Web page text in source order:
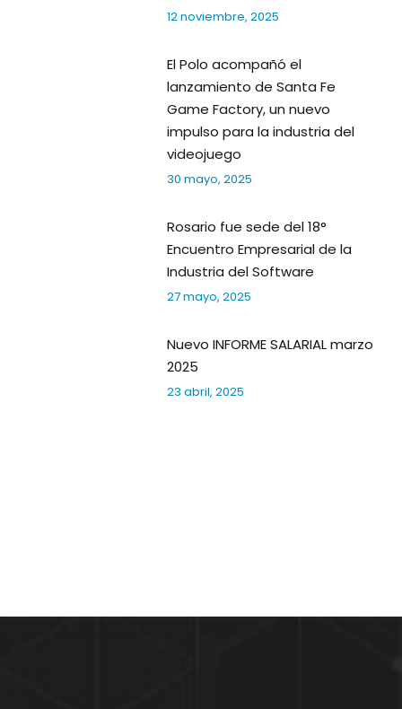
12 noviembre, 2025
El Polo acompañó el
lanzamiento de Santa Fe
Game Factory, un nuevo
impulso para la industria del
videojuego
30 mayo, 2025
Rosario fue sede del 18°
Encuentro Empresarial de la
Industria del Software
27 mayo, 2025
Nuevo INFORME SALARIAL marzo
2025
23 abril, 2025